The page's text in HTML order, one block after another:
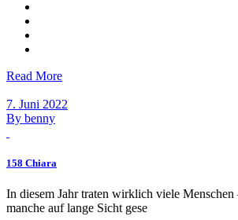
Read More
7. Juni 2022
By benny
158 Chiara
In diesem Jahr traten wirklich viele
manche auf lange Sicht gese